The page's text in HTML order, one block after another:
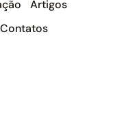
Artigos
Contatos